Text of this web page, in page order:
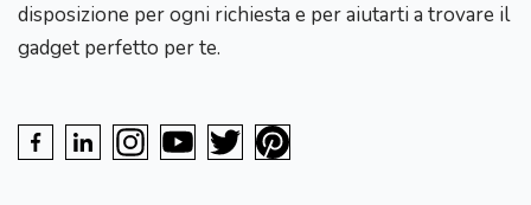
disposizione per ogni richiesta e per aiutarti a trovare il
gadget perfetto per te.